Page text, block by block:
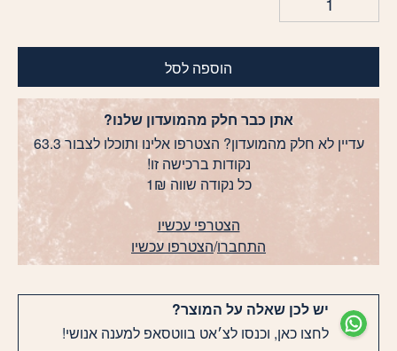
הוספה לסל
אתן כבר חלק מהמועדון שלנו?
עדיין לא חלק מהמועדון? הצטרפו אלינו ותוכלו לצבור 63.3
נקודות ברכישה זו!
כל נקודה שווה 1₪
הצטרפי עכשיו
התחברו/הצטרפו עכשיו
יש לכן שאלה על המוצר?
לחצו כאן, וכנסו לצ׳אט בווטסאפ למענה אנושי!